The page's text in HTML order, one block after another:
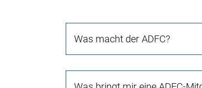
Was macht der ADFC?